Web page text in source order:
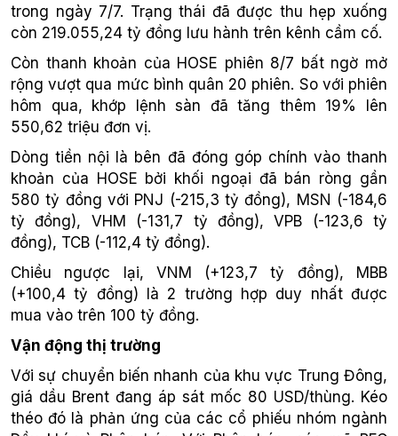
trong ngày 7/7. Trạng thái đã được thu hẹp xuống
còn 219.055,24 tỷ đồng lưu hành trên kênh cầm cố.
Còn thanh khoản của HOSE phiên 8/7 bất ngờ mở
rộng vượt qua mức bình quân 20 phiên. So với phiên
hôm qua, khớp lệnh sàn đã tăng thêm 19% lên
550,62 triệu đơn vị.
Dòng tiền nội là bên đã đóng góp chính vào thanh
khoản của HOSE bởi khối ngoại đã bán ròng gần
580 tỷ đồng với PNJ (-215,3 tỷ đồng), MSN (-184,6
tỷ đồng), VHM (-131,7 tỷ đồng), VPB (-123,6 tỷ
đồng), TCB (-112,4 tỷ đồng).
Chiều ngược lại, VNM (+123,7 tỷ đồng), MBB
(+100,4 tỷ đồng) là 2 trường hợp duy nhất được
mua vào trên 100 tỷ đồng.
Vận động thị trường
Với sự chuyển biến nhanh của khu vực Trung Đông,
giá dầu Brent đang áp sát mốc 80 USD/thùng. Kéo
théo đó là phản ứng của các cổ phiếu nhóm ngành